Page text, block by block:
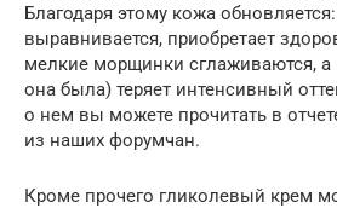
Благодаря этому кожа
выравнивается, приобретает
мелкие морщинки сглаживаются, а
она была) теряет интенсивный
о нем вы можете прочитать в
из наших форумчан.
Кроме прочего гликолевый крем